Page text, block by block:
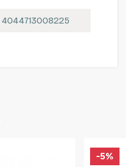
4044713008225
-5%